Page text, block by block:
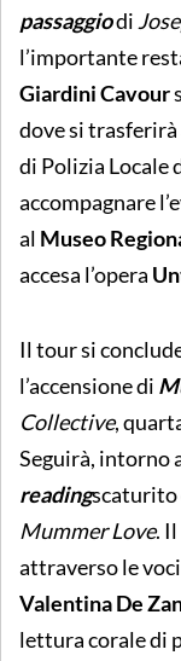
passaggiodi
l’importante
Giardini Cavour
dove si trasferirà
di Polizia Locale
accompagnare
al Museo
accesa l’opera
Il tour si
l’accensione di
Collective,
Seguirà, intorno
readingscaturito
Mummer Love.
attraverso le
Valentina De
lettura corale di